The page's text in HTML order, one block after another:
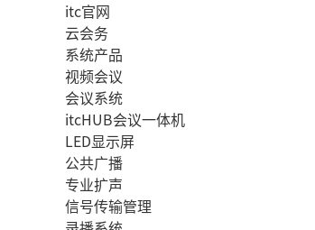
itc官网
云会务
系统产品
视频会议
会议系统
itcHUB会议一体机
LED显示屏
公共广播
专业扩声
信号传输管理